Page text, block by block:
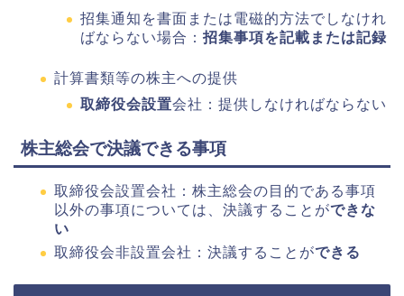
招集通知を書面または電磁的方法でしなけれ
ばならない場合： 招集事項を記載または記録
計算書類等の株主への提供
取締役会設置会社：提供しなければならない
株主総会で決議できる事項
取締役会設置会社：株主総会の目的である事項
以外の事項については、決議することができな
い
取締役会非設置会社：決議することができる